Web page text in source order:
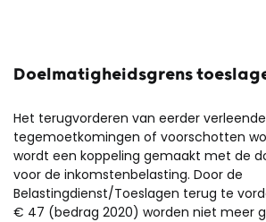
Doelmatigheidsgrens
Het terugvorderen van eerder verleende
tegemoetkomingen of voorschotten
wordt een koppeling gemaakt met de
voor de inkomstenbelasting. Door de
Belastingdienst/Toeslagen terug te
€ 47 (bedrag 2020) worden niet meer